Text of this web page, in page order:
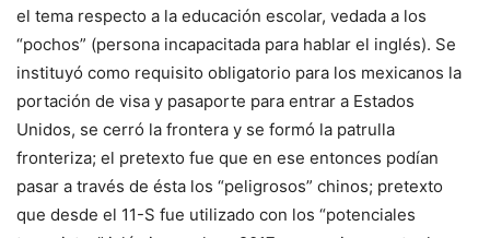
el tema respecto a la educación escolar, vedada a los
“pochos” (persona incapacitada para hablar el inglés). Se
instituyó como requisito obligatorio para los mexicanos la
portación de visa y pasaporte para entrar a Estados
Unidos, se cerró la frontera y se formó la patrulla
fronteriza; el pretexto fue que en ese entonces podían
pasar a través de ésta los “peligrosos” chinos; pretexto
que desde el 11-S fue utilizado con los “potenciales